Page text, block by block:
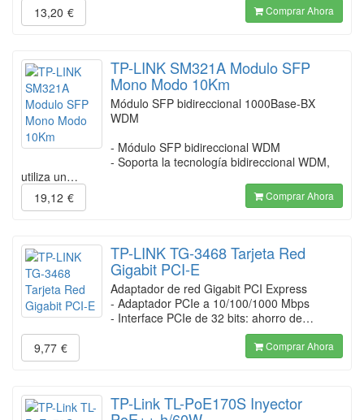
13,20 € Comprar Ahora
TP-LINK SM321A Modulo SFP
Mono Modo 10Km
Módulo SFP bidireccional 1000Base-BX
WDM
- Módulo SFP bidireccional WDM
- Soporta la tecnología bidireccional WDM,
utiliza un…
19,12 € Comprar Ahora
TP-LINK TG-3468 Tarjeta Red
Gigabit PCI-E
Adaptador de red Gigabit PCI Express
- Adaptador PCIe a 10/100/1000 Mbps
- Interface PCIe de 32 bits: ahorro de…
9,77 € Comprar Ahora
TP-Link TL-PoE170S Inyector